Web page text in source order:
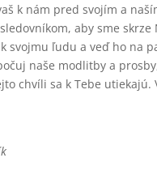
k nám pred svojím a
aby sme
svojmu ľudu a veď ho na
naše modlitby a
chvíli sa k Tebe utiekajú.